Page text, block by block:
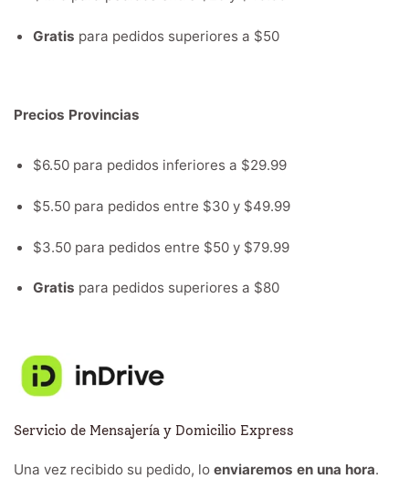
Gratis para pedidos superiores a $50
Precios Provincias
$6.50 para pedidos inferiores a $29.99
$5.50 para pedidos entre $30 y $49.99
$3.50 para pedidos entre $50 y $79.99
Gratis para pedidos superiores a $80
Servicio de Mensajería y Domicilio Express
Una vez recibido su pedido, lo enviaremos en una hora.